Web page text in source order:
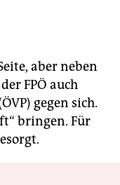
aber neben
FPÖ auch
gegen sich.
bringen. Für